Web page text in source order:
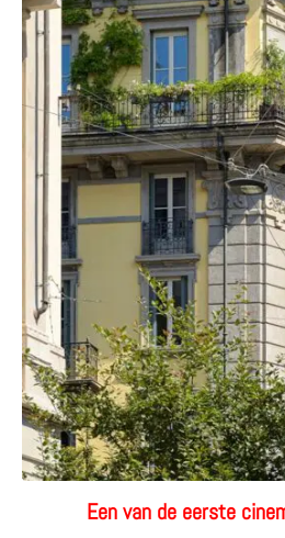
Een van de eerste